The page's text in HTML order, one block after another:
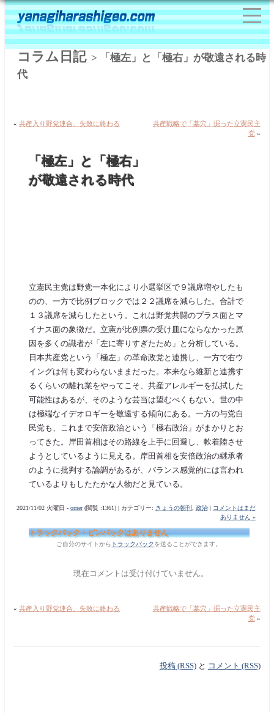
コラム日記> 「極左」と「極右」が敬遠される時
代
«共産入り野党連合、失敗に終わる
共産戦略で「墓穴」掘った立憲民主
党»
「極左」と「極右」
が敬遠される時代
立憲民主党は野党一本化により小選挙区で９議席増やしたも
のの、一方で比例ブロックでは２２議席を減らした。合計で
１３議席を減らしたという。これは野党共闘のプラス面とマ
イナス面の象徴だ。立憲が比例票の受け皿にならなかった原
因を多くの識者が「左に寄りすぎたため」と分析している。
日本共産党という「極左」の革命政党と連携し、一方で右ウ
イングは何も変わらないままだった。本来なら維新と連携す
るくらいの離れ業をやってこそ、共産アレルギーを払拭した
可能性はあるが、そのような芸当は望むべくもない。世の中
は極端なイデオロギーを敬遠する傾向にある。一方の与党自
民党も、これまで安倍政治という「極右政治」がまかりとお
ってきた。岸田首相はその路線を上手に回避し、軟着陸させ
ようとしているように見える。岸田首相を安倍政治の継承者
のように批判する論調があるが、バランス感覚的には言われ
ているよりもしたたかな人物だと見ている。
2021/11/02 火曜日 - orner(閲覧 :1361) | カテゴリー: きょうの朝刊 , 政治|
コメントはまだ
ありません »
トラックバック・ピンバックはありません
ご自分のサイトから トラックバック を送ることができます。
現在コメントは受け付けていません。
«共産入り野党連合、失敗に終わる
共産戦略で「墓穴」掘った立憲民主
党»
投稿 (RSS)と コメント (RSS)